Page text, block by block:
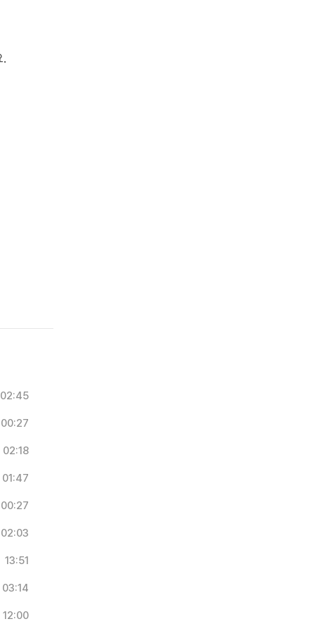
.
02:45
00:27
02:18
01:47
00:27
02:03
13:51
03:14
12:00